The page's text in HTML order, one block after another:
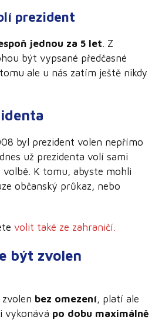
prezident
jednou za 5 let. Z
být vypsané předčasné
ale u nás zatím ještě nikdy
byl prezident volen nepřímo
už prezidenta volí sami
K tomu, abyste mohli
občanský průkaz, nebo
volit také ze zahraničí.
být zvolen
bez omezení, platí ale
vykonává po dobu maximálně